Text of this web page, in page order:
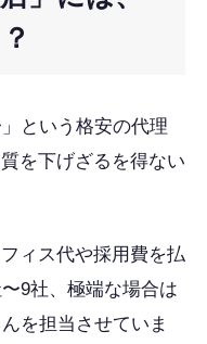
という格安の代理
を下げざるを得ない
ィス代や採用費を払
9社、極端な場合は
を担当させていま